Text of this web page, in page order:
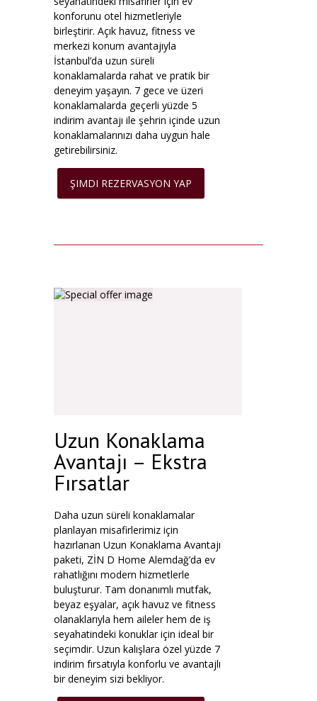
konforunu otel hizmetleriyle
birleştirir. Açık havuz, fitness ve
merkezi konum avantajıyla
İstanbul’da uzun süreli
konaklamalarda rahat ve pratik bir
deneyim yaşayın. 7 gece ve üzeri
konaklamalarda geçerli yüzde 5
indirim avantajı ile şehrin içinde uzun
konaklamalarınızı daha uygun hale
getirebilirsiniz.
ŞIMDI REZERVASYON YAP
Uzun Konaklama
Avantajı – Ekstra
Fırsatlar
Daha uzun süreli konaklamalar
planlayan misafirlerimiz için
hazırlanan Uzun Konaklama Avantajı
paketi, ZİN D Home Alemdağ’da ev
rahatlığını modern hizmetlerle
buluşturur. Tam donanımlı mutfak,
beyaz eşyalar, açık havuz ve fitness
olanaklarıyla hem aileler hem de iş
seyahatindeki konuklar için ideal bir
seçimdir. Uzun kalışlara özel yüzde 7
indirim fırsatıyla konforlu ve avantajlı
bir deneyim sizi bekliyor.